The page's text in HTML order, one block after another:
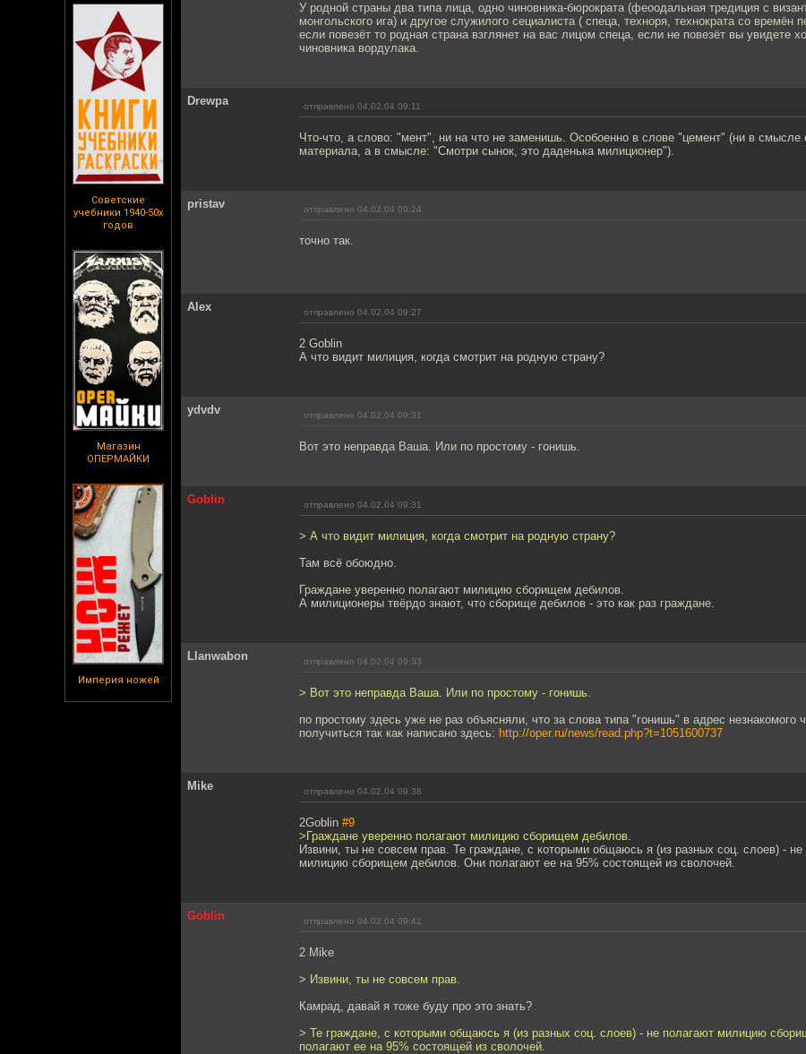
Советские
учебники 1940-50х
годов
Магазин
ОПЕРМАЙКИ
Империя ножей
У родной страны два типа лица, одно чиновника-бюрократа (феоодальная тредиция с
монгольского ига) и другое служилого сециалиста ( спеца, техноря, технократа со времён
если повезёт то родная страна взглянет на вас лицом спеца, если не повезёт вы увидете
чиновника вордулака.
Drewpa отправлено 04.02.04 09:11
Что-что, а слово: "мент", ни на что не заменишь. Особоенно в слове "цемент" (ни в смысле
материала, а в смысле: "Смотри сынок, это даденька милиционер").
pristav отправлено 04.02.04 09:24
точно так.
Alex отправлено 04.02.04 09:27
2 Goblin
А что видит милиция, когда смотрит на родную страну?
ydvdv отправлено 04.02.04 09:31
Вот это неправда Ваша. Или по простому - гонишь.
Goblin отправлено 04.02.04 09:31
> А что видит милиция, когда смотрит на родную страну?
Там всё обоюдно.
Граждане уверенно полагают милицию сборищем дебилов.
А милиционеры твёрдо знают, что сборище дебилов - это как раз граждане.
Llanwabon отправлено 04.02.04 09:33
> Вот это неправда Ваша. Или по простому - гонишь.
по простому здесь уже не раз объясняли, что за слова типа "гонишь" в адрес незнакомого
получиться так как написано здесь: http://oper.ru/news/read.php?t=1051600737
Mike отправлено 04.02.04 09:38
2Goblin #9
>Граждане уверенно полагают милицию сборищем дебилов.
Извини, ты не совсем прав. Те граждане, с которыми общаюсь я (из разных соц. слоев) - не
милицию сборищем дебилов. Они полагают ее на 95% состоящей из сволочей.
Goblin отправлено 04.02.04 09:42
2 Mike
> Извини, ты не совсем прав.
Камрад, давай я тоже буду про это знать?
> Те граждане, с которыми общаюсь я (из разных соц. слоев) - не полагают милицию
полагают ее на 95% состоящей из сволочей.